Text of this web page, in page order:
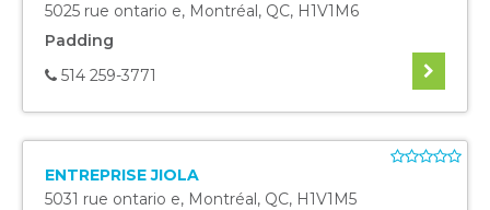
5025 rue ontario e, Montréal, QC, H1V1M6
Padding
514 259-3771
ENTREPRISE JIOLA
5031 rue ontario e, Montréal, QC, H1V1M5